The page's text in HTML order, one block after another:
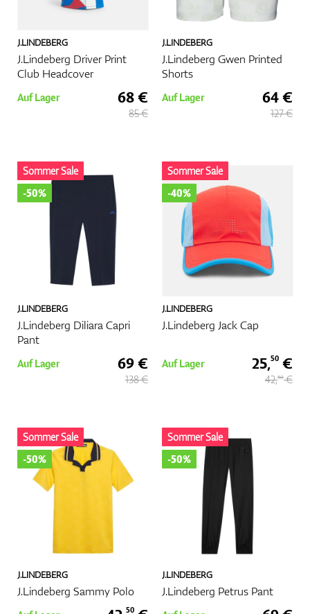
J.LINDEBERG
J.Lindeberg Driver Print
Club Headcover
Auf Lager 68 €
85 €
J.LINDEBERG
J.Lindeberg Gwen Printed
Shorts
Auf Lager 64 €
127 €
J.LINDEBERG
J.Lindeberg Diliara Capri
Pant
Sommer Sale
-50%
Auf Lager 69 €
138 €
J.LINDEBERG
J.Lindeberg Jack Cap
Sommer Sale
-40%
Auf Lager 25,50 €
42,50€
J.LINDEBERG
J.Lindeberg Sammy Polo
Sommer Sale
-50%
50
J.LINDEBERG
J.Lindeberg Petrus Pant
Sommer Sale
-50%